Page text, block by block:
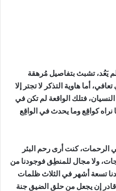
يَعُد، تشبث بتفاصيل مُرهقة
أما هاوية التذكر لا تجتر إلا
فتلك الواقعة لم تكن في
نراه كواقِع وما يحدث في الواقِع
الرحمات، كنت أرى رحم البئر
ولا مجال للمنطِق فوجودنا من
تسعة أشهر في الثلاث ظلمات
قادر إن يجعل من حلق الضيق جنة